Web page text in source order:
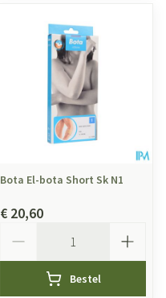
Bota El-bota Short Sk N1
€ 20,60
Bestel